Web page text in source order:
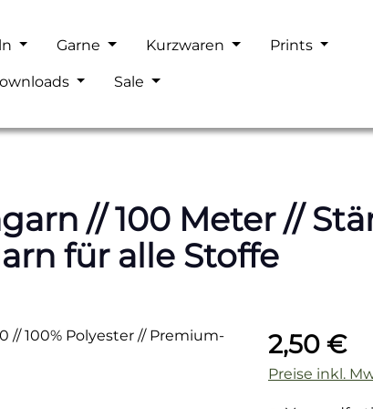
Garne Kurzwaren Prints
Sale
// 100 Meter //
für alle Stoffe
Regulärer Preis:
2,50 €
Preise inkl.